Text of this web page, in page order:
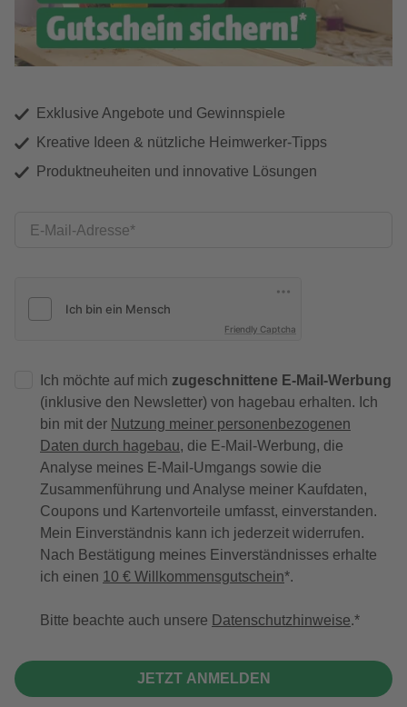
Exklusive Angebote und Gewinnspiele
Kreative Ideen & nützliche Heimwerker-Tipps
Produktneuheiten und innovative Lösungen
E-Mail-Adresse
Friendly Captcha
Ich möchte auf mich zugeschnittene E-Mail-Werbung
(inklusive den Newsletter) von hagebau erhalten. Ich
bin mit der Nutzung meiner personenbezogenen
Daten durch hagebau, die E-Mail-Werbung, die
Analyse meines E-Mail-Umgangs sowie die
Zusammenführung und Analyse meiner Kaufdaten,
Coupons und Kartenvorteile umfasst, einverstanden.
Mein Einverständnis kann ich jederzeit widerrufen.
Nach Bestätigung meines Einverständnisses erhalte
ich einen 10 € Willkommensgutschein*.
Bitte beachte auch unsere Datenschutzhinweise.
JETZT ANMELDEN